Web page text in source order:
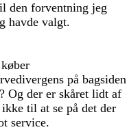
den forventning jeg
havde valgt.
på bagsiden
Og der er skåret lidt af
til at se på det der
service.